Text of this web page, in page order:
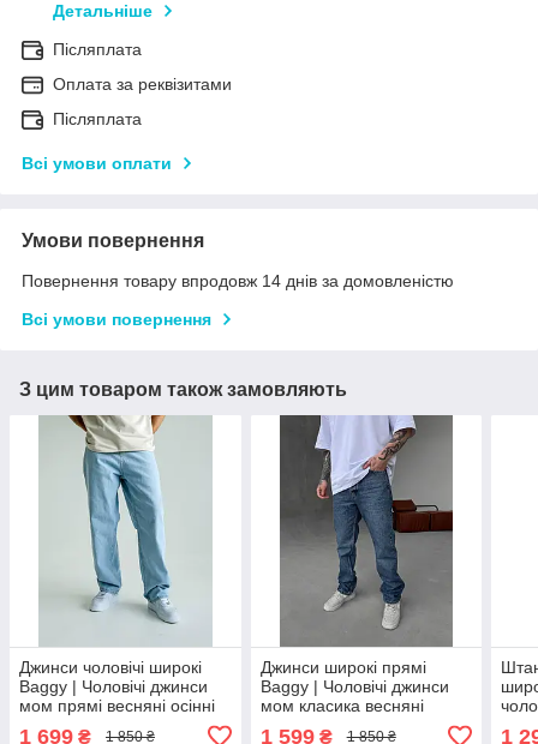
Детальніше
Післяплата
Оплата за реквізитами
Післяплата
Всі умови оплати
Умови повернення
Повернення товару впродовж 14 днів за домовленістю
Всі умови повернення
З цим товаром також замовляють
Джинси чоловічі широкі
Baggy | Чоловічі джинси
мом прямі весняні осінні
1 699 ₴ 1 850 ₴
Джинси широкі прямі
Baggy | Чоловічі джинси
мом класика весняні
1 599₴ 1 850 ₴ 1